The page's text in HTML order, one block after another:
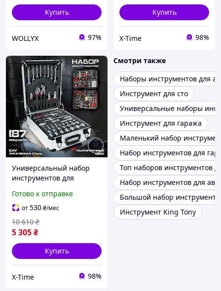
Купить
WOLLYX 97%
Купить
X-Time 98%
Универсальный набор
инструментов для
ед, Польша), Наборы
инструментов для сто,
XTM
Готово к отправке
от530₴/мес
5 305₴
10 610 ₴
Купить
X-Time 98%
Смотри также
Наборы инструментов для
Инструмент для сто
Универсальные наборы
Инструмент для гаража
Маленький набор
Набор инструментов для
Топ наборов инструментов
Набор инструментов для
Большой набор
Инструмент King Tony